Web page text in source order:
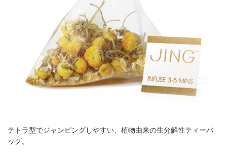
テトラ型でジャンピングしやすい、植物由来の生分解性ティーバ
ッグ。